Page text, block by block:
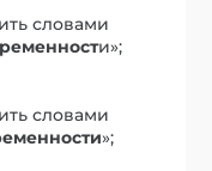
словами
и»;
словами
»;